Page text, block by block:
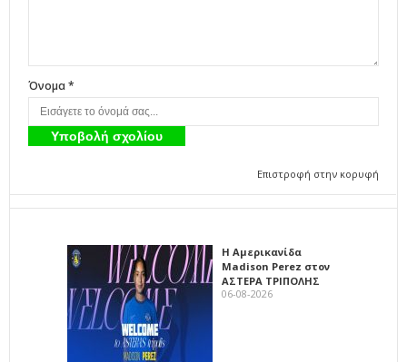
Όνομα *
Επιστροφή στην κορυφή
Η Αμερικανίδα
Madison Perez στον
ΑΣΤΕΡΑ ΤΡΙΠΟΛΗΣ
06-08-2026